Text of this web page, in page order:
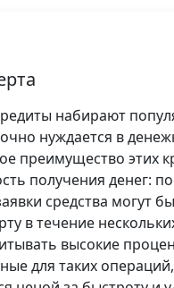
набирают
нуждается в
преимущество этих
получения денег:
средства могут
в течение
высокие
для таких операций,